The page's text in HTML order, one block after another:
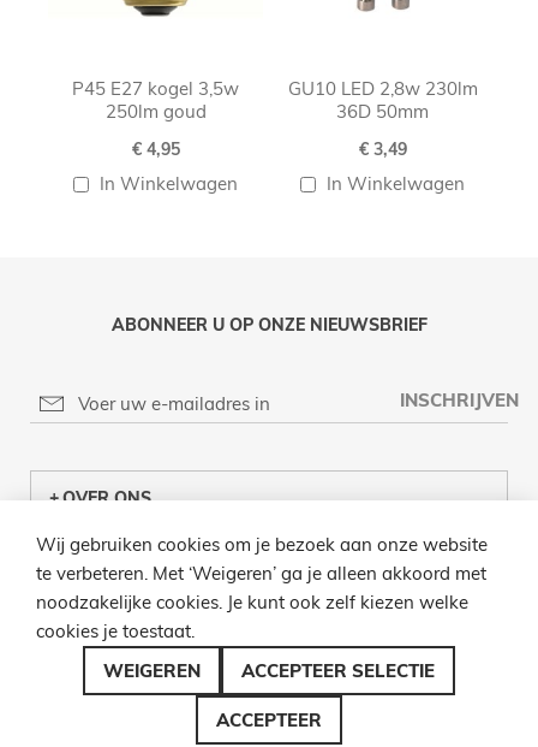
P45 E27 kogel 3,5w
250lm goud
€ 4,95
In Winkelwagen
GU10 LED 2,8w 230lm
36D 50mm
€ 3,49
In Winkelwagen
ABONNEER U OP ONZE NIEUWSBRIEF
INSCHRIJVEN
OVER ONS
KLANTENCENTRUM
INFO
BEL ONS
© 2026 LAMPENZO ALLE RECHTEN VOORBEHOUDEN
Wij gebruiken cookies om je bezoek aan onze website
te verbeteren. Met ‘Weigeren’ ga je alleen akkoord met
noodzakelijke cookies. Je kunt ook zelf kiezen welke
cookies je toestaat.
WEIGEREN
ACCEPTEER SELECTIE
ACCEPTEER